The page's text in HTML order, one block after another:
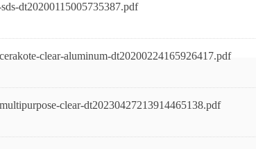
dt20200115005735387.pdf
clear-aluminum-dt20200224165926417.pdf
clear-dt20230427213914465138.pdf